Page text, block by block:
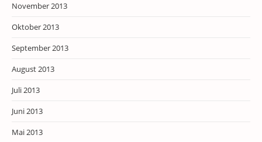
November 2013
Oktober 2013
September 2013
August 2013
Juli 2013
Juni 2013
Mai 2013